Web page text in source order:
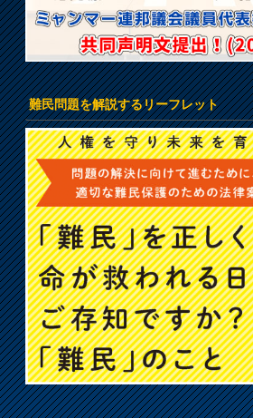
難民問題を解説するリーフレット